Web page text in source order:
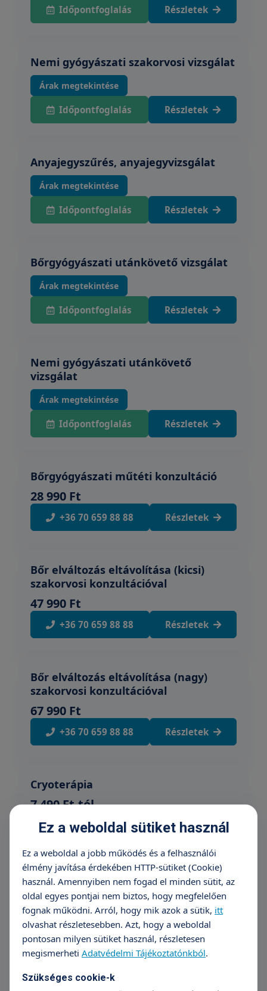
Időpontfoglalás Részletek
Nemi gyógyászati szakorvosi vizsgálat
Árak megtekintése
Időpontfoglalás Részletek
Anyajegyszűrés, anyajegyvizsgálat
Árak megtekintése
Időpontfoglalás Részletek
Bőrgyógyászati utánkövető vizsgálat
Árak megtekintése
Időpontfoglalás Részletek
Nemi gyógyászati utánkövető
vizsgálat
Árak megtekintése
Időpontfoglalás Részletek
Bőrgyógyászati műtéti konzultáció
28 990 Ft
+36 70 659 88 88 Részletek
Bőr elváltozás eltávolítása (kicsi)
szakorvosi konzultációval
47 990 Ft
+36 70 659 88 88 Részletek
Bőr elváltozás eltávolítása (nagy)
szakorvosi konzultációval
67 990 Ft
+36 70 659 88 88 Részletek
Cryoterápia
7 490 Ft-tól
+36 70 659 88 88 Részletek
Fibrómák, jóindulatú elváltozások
eltávolítása elektrokauterrel
16 990 Ft-tól
+36 70 659 88 88 Részletek
Fagyasztás (fibroma, verruca, stb)
Ez a weboldal sütiket használ
Ez a weboldal a jobb működés és a felhasználói
élmény javítása érdekében HTTP-sütiket (Cookie)
használ. Amennyiben nem fogad el minden sütit, az
oldal egyes pontjai nem biztos, hogy megfelelően
fognak működni. Arról, hogy mik azok a sütik, itt
olvashat részletesebben. Azt, hogy a weboldal
pontosan milyen sütiket használ, részletesen
megismerheti Adatvédelmi Tájékoztatónkból.
Szükséges cookie-k